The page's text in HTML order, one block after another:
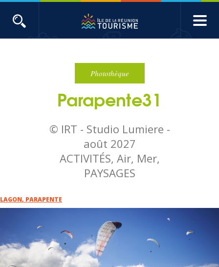
navigation
ACTUALITÉS
Produits touristiques
Etudes et indicateurs
Voyages de presse
VOUS
Pro. du tourisme
Photothèque
Parapente31
© IRT - Studio Lumiere -
août 2027
ACTIVITÉS, Air, Mer,
PAYSAGES
LAGON, PARAPENTE